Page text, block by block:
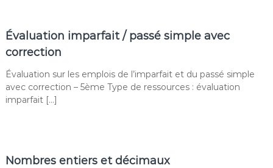
Évaluation imparfait / passé simple avec
correction
Évaluation sur les emplois de l’imparfait et du passé simple
avec correction – 5ème Type de ressources : évaluation
imparfait […]
Nombres entiers et décimaux